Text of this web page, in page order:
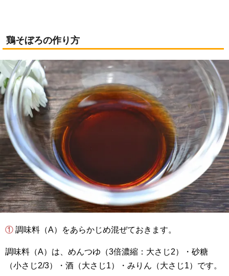
鶏そぼろの作り方
① 調味料（A）をあらかじめ混ぜておきます。
調味料（A）は、めんつゆ（3倍濃縮：大さじ2）・砂糖
（小さじ2/3）・酒（大さじ1）・みりん（大さじ1）です。